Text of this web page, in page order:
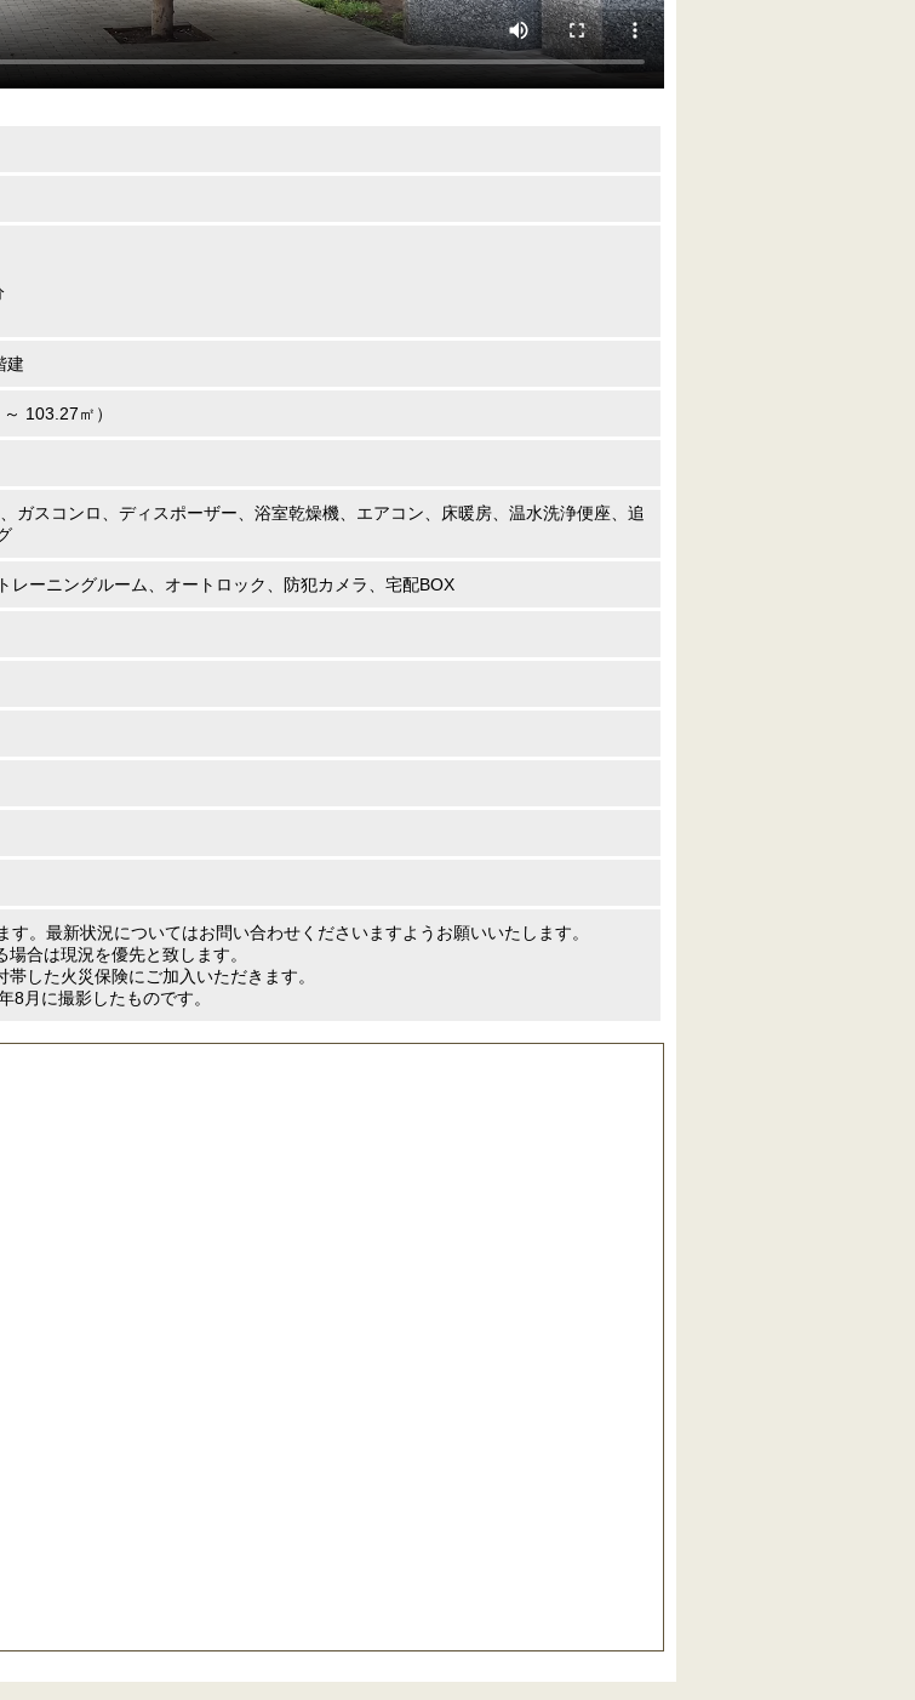
建
103.27㎡）
ガスコンロ、ディスポーザー、浴室乾燥機、エアコン、床暖房、温水洗浄便座、追
レーニングルーム、オートロック、防犯カメラ、宅配BOX
。最新状況についてはお問い合わせくださいますようお願いいたします。
合は現況を優先と致します。
した火災保険にご加入いただきます。
月に撮影したものです。